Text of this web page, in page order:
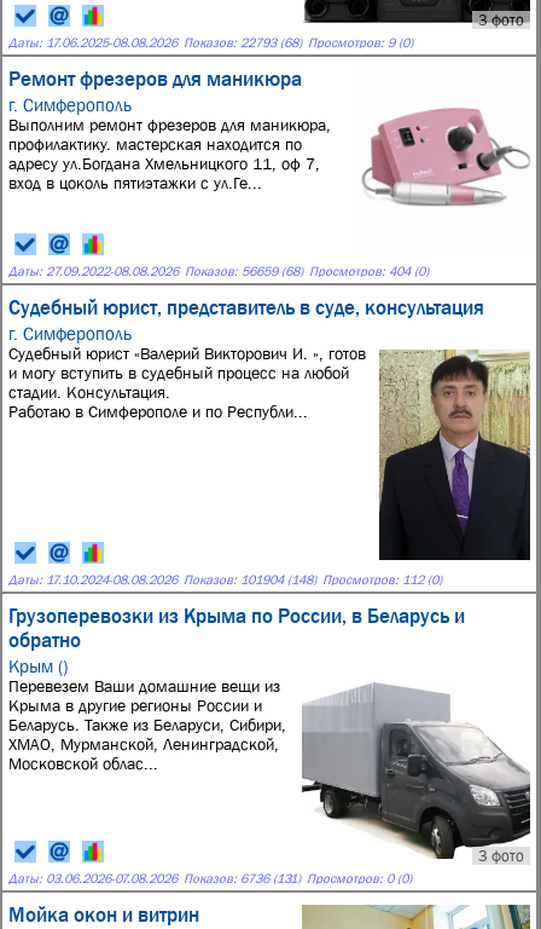
3 фото
Даты: 17.06.2025-08.08.2026 Показов: 22793 (68) Просмотров: 9 (0)
Ремонт фрезеров для маникюра
г. Симферополь
Выполним ремонт фрезеров для маникюра,
профилактику. мастерская находится по
адресу ул.Богдана Хмельницкого 11, оф 7,
вход в цоколь пятиэтажки с ул.Ге...
Даты: 27.09.2022-08.08.2026 Показов: 56659 (68) Просмотров: 404 (0)
Судебный юрист, представитель в суде, консультация
г. Симферополь
Судебный юрист «Валерий Викторович И. », готов
и могу вступить в судебный процесс на любой
стадии. Консультация.
Работаю в Симферополе и по Республи...
Даты: 17.10.2024-08.08.2026 Показов: 101904 (148) Просмотров: 112 (0)
Грузоперевозки из Крыма по России, в Беларусь и
обратно
Крым ()
3 фото
Перевезем Ваши домашние вещи из
Крыма в другие регионы России и
Беларусь. Также из Беларуси, Сибири,
ХМАО, Мурманской, Ленинградской,
Московской облас...
Даты: 03.06.2026-07.08.2026 Показов: 6736 (131) Просмотров: 0 (0)
Мойка окон и витрин